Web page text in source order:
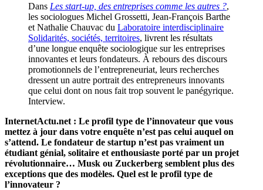
Dans Les start-up, des entreprises comme les autres ?,
les sociologues Michel Grossetti, Jean-François Barthe
et Nathalie Chauvac du Laboratoire interdisciplinaire
Solidarités, sociétés, territoires, livrent les résultats
d’une longue enquête sociologique sur les entreprises
innovantes et leurs fondateurs. À rebours des discours
promotionnels de l’entrepreneuriat, leurs recherches
dressent un autre portrait des entrepreneurs innovants
que celui dont on nous fait trop souvent le panégyrique.
Interview.
InternetActu.net : Le profil type de l’innovateur que vous
mettez à jour dans votre enquête n’est pas celui auquel on
s’attend. Le fondateur de startup n’est pas vraiment un
étudiant génial, solitaire et enthousiaste porté par un projet
révolutionnaire… Musk ou Zuckerberg semblent plus des
exceptions que des modèles. Quel est le profil type de
l’innovateur ?